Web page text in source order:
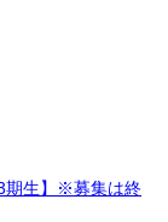
期生】※募集は終